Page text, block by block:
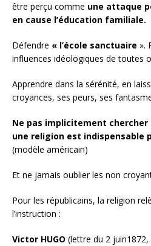
être perçu comme une attaque
en cause l’éducation familiale.
Défendre « l’école sanctuaire ».
influences idéologiques de toutes
Apprendre dans la sérénité, en
croyances, ses peurs, ses
Ne pas implicitement chercher
une religion est indispensable
(modèle américain)
Et ne jamais oublier les non
Pour les républicains, la religion
l’instruction :
Victor HUGO (lettre du 2